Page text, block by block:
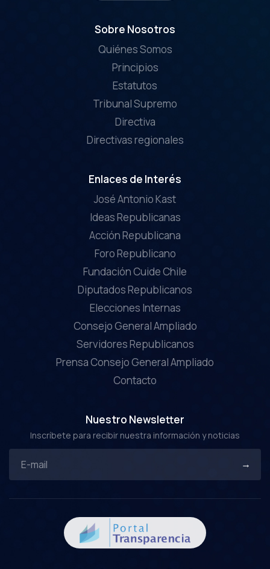
Sobre Nosotros
Quiénes Somos
Principios
Estatutos
Tribunal Supremo
Directiva
Directivas regionales
Enlaces de Interés
José Antonio Kast
Ideas Republicanas
Acción Republicana
Foro Republicano
Fundación Cuide Chile
Diputados Republicanos
Elecciones Internas
Consejo General Ampliado
Servidores Republicanos
Prensa Consejo General Ampliado
Contacto
Nuestro Newsletter
Inscríbete para recibir nuestra información y noticias